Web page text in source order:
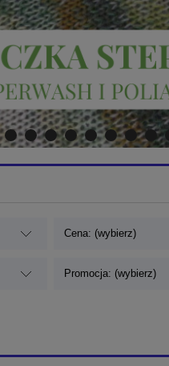
Cena: (wybierz)
Promocja: (wybierz)